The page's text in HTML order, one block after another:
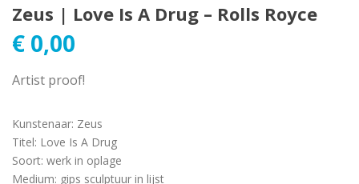
Zeus | Love Is A Drug – Rolls Royce
€ 0,00
Artist proof!
Kunstenaar: Zeus
Titel: Love Is A Drug
Soort: werk in oplage
Medium: gips sculptuur in lijst